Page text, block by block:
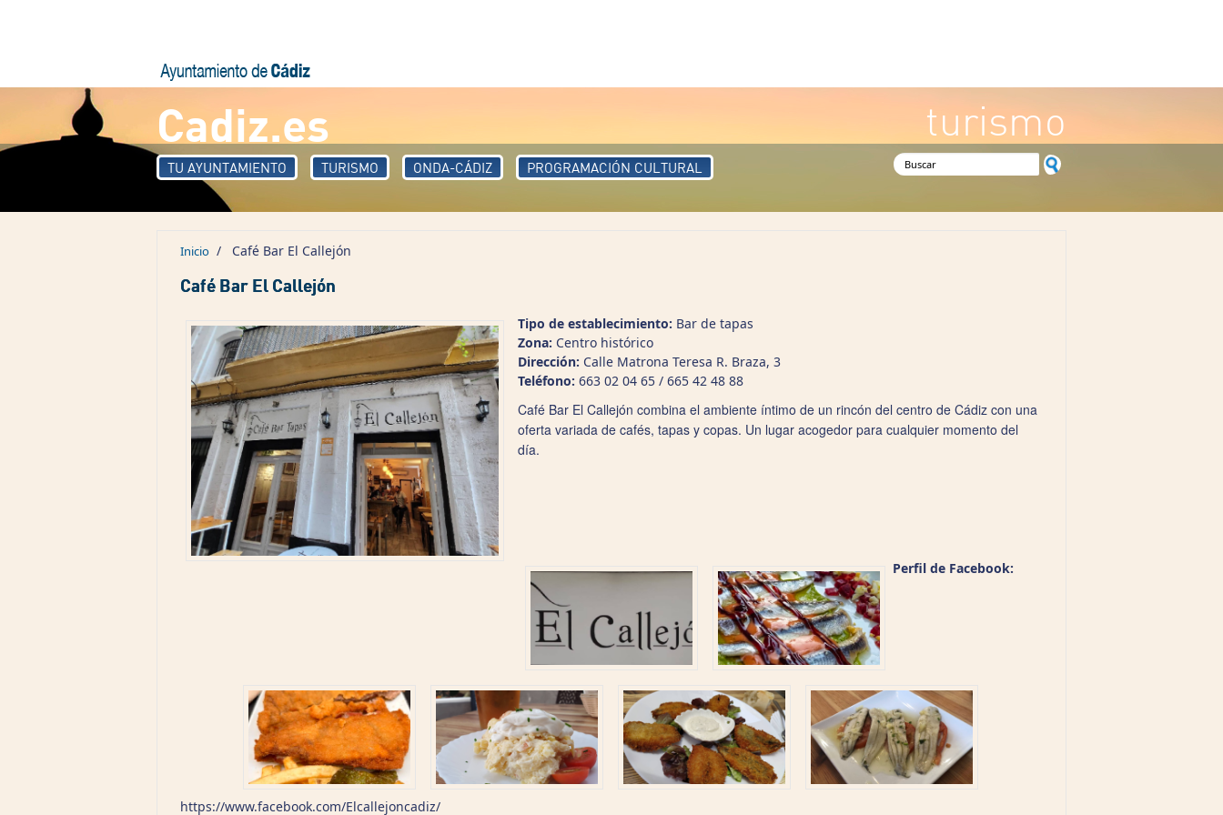
Cadiz.es turismo
TU AYUNTAMIENTO TURISMO ONDA-CÁDIZ PROGRAMACIÓN CULTURAL Formulario de búsqueda
Inicio / Café Bar El Callejón
Café Bar El Callejón
Tipo de establecimiento: Bar de tapas
Zona: Centro histórico
Dirección: Calle Matrona Teresa R. Braza, 3
Teléfono: 663 02 04 65 / 665 42 48 88
Café Bar El Callejón combina el ambiente íntimo de un rincón del centro de Cádiz con una
oferta variada de cafés, tapas y copas. Un lugar acogedor para cualquier momento del
día.
Perfil de Facebook:
https://www.facebook.com/Elcallejoncadiz/